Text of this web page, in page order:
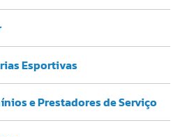
Esportivas
e Prestadores de Serviço